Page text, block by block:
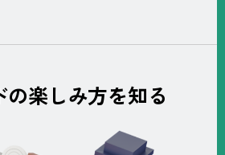
の楽しみ方を知る